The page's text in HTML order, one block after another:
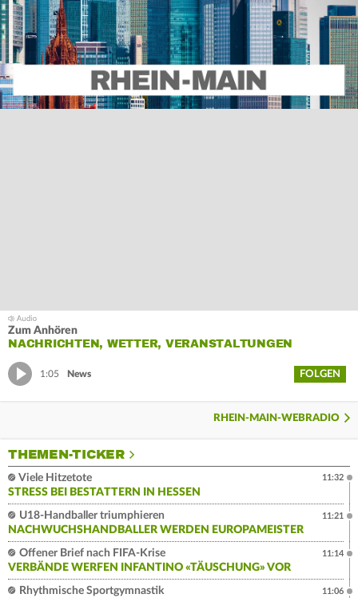
Zum Anhören
NACHRICHTEN, WETTER, VERANSTALTUNGEN
1:05 News FOLGEN
RHEIN-MAIN-WEBRADIO
THEMEN-TICKER
Viele Hitzetote
STRESS BEI BESTATTERN IN HESSEN
11:32
U18-Handballer triumphieren
NACHWUCHSHANDBALLER WERDEN EUROPAMEISTER
11:21
Offener Brief nach FIFA-Krise
VERBÄNDE WERFEN INFANTINO «TÄUSCHUNG» VOR
11:14
Rhythmische Sportgymnastik
11:06